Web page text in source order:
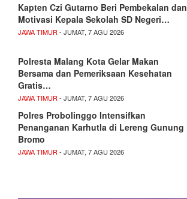
Kapten Czi Gutarno Beri Pembekalan dan
Motivasi Kepala Sekolah SD Negeri…
JAWA TIMUR- JUMAT, 7 AGU 2026
Polresta Malang Kota Gelar Makan
Bersama dan Pemeriksaan Kesehatan
Gratis…
JAWA TIMUR- JUMAT, 7 AGU 2026
Polres Probolinggo Intensifkan
Penanganan Karhutla di Lereng Gunung
Bromo
JAWA TIMUR- JUMAT, 7 AGU 2026